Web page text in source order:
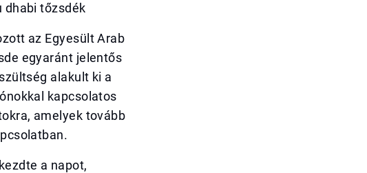
dhabi tőzsdék
az Egyesült Arab
egyaránt jelentős
alakult ki a
kapcsolatos
amelyek tovább
a napot,